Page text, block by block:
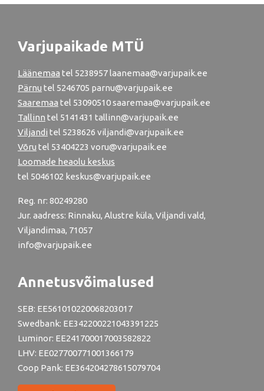
Varjupaikade MTÜ
Läänemaa tel 5238957 laanemaa@varjupaik.ee
Pärnu tel 5246705 parnu@varjupaik.ee
Saaremaa tel 53090510 saaremaa@varjupaik.ee
Tallinn tel 5141431 tallinn@varjupaik.ee
Viljandi tel 5238626 viljandi@varjupaik.ee
Võru tel 53404223 voru@varjupaik.ee
Loomade heaolu keskus
tel 5046102 keskus@varjupaik.ee
Reg. nr: 80249280
Jur. aadress: Rinnaku, Alustre küla, Viljandi vald,
Viljandimaa, 71057
info@varjupaik.ee
Annetusvõimalused
SEB: EE561010220068203017
Swedbank: EE342200221043391225
Luminor: EE241700017003582822
LHV: EE027700771001366179
Coop Pank: EE364204278615079704